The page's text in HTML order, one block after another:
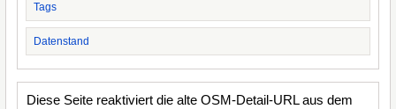
Tags
Datenstand
Diese Seite reaktiviert die alte OSM-Detail-URL aus dem